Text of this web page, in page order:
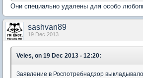
Они специально удалены для особо
sashvan89
19 Dec 2013
Veles, on 19 Dec 2013 - 12:20:
Заявление в Роспотребнадзор